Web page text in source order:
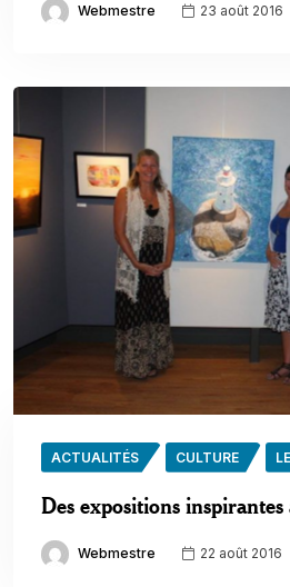
Webmestre 23 août 2016
ACTUALITÉS CULTURE
Des expositions
Webmestre 22 août 2016